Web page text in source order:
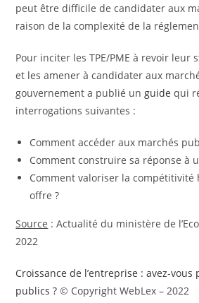
peut être difficile de candidater aux
raison de la complexité de la
Pour inciter les TPE/PME à revoir leur
et les amener à candidater aux
gouvernement a publié un guidequi
interrogations suivantes :
Comment accéder aux marchés
Comment construire sa réponse à
Comment valoriser la compétitivité
offre ?
Source : Actualité du ministère de
2022
Croissance de l’entreprise : avez-vous
publics ? © Copyright WebLex – 2022